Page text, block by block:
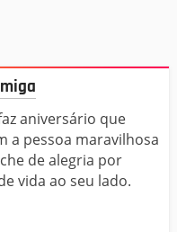
aniversário que
a pessoa maravilhosa
de alegria por
vida ao seu lado.